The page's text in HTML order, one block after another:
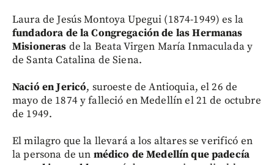
Laura de Jesús Montoya Upegui (1874-1949) es la
fundadora de la Congregación de las Hermanas
Misioneras de la Beata Virgen María Inmaculada y
de Santa Catalina de Siena.
Nació en Jericó, suroeste de Antioquia, el 26 de
mayo de 1874 y falleció en Medellín el 21 de octubre
de 1949.
El milagro que la llevará a los altares se verificó en
la persona de un médico de Medellín que padecía